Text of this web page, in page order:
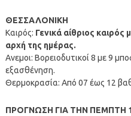
ΘΕΣΣΑΛΟΝΙΚΗ
Καιρός: Γενικά αίθριος
αρχή της ημέρας.
Ανεμοι: Βορειοδυτικοί 8 με 9
εξασθένηση.
Θερμοκρασία: Από 07 έως 12
ΠΡΟΓΝΩΣΗ ΓΙΑ ΤΗΝ ΠΕΜΠΤΗ